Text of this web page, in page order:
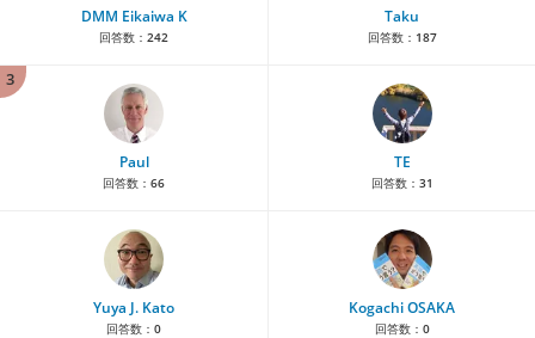
DMM Eikaiwa K
回答数： 242
Taku
回答数： 187
3
Paul
回答数： 66
TE
回答数： 31
Yuya J. Kato
回答数： 0
Kogachi OSAKA
回答数： 0